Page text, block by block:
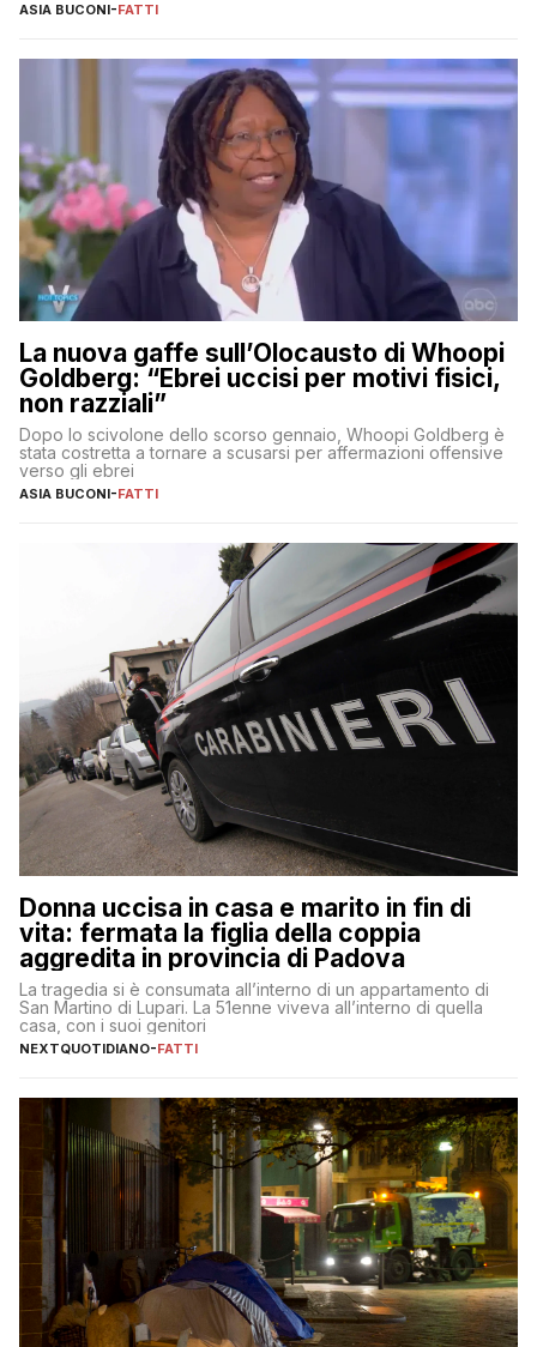
ASIA BUCONI-FATTI
La nuova gaffe sull’Olocausto di Whoopi
Goldberg: “Ebrei uccisi per motivi fisici,
non razziali”
Dopo lo scivolone dello scorso gennaio, Whoopi Goldberg è
stata costretta a tornare a scusarsi per affermazioni offensive
verso gli ebrei
ASIA BUCONI-FATTI
Donna uccisa in casa e marito in fin di
vita: fermata la figlia della coppia
aggredita in provincia di Padova
La tragedia si è consumata all’interno di un appartamento di
San Martino di Lupari. La 51enne viveva all’interno di quella
casa, con i suoi genitori
NEXTQUOTIDIANO-FATTI